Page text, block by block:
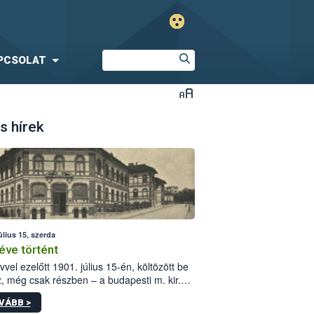
hírek
15, szerda
történt
ezelőtt 1901. július 15-én, költözött be
még csak részben – a budapesti m. kir.
állomás a Kis Rókus utca
alatti, Czigler Győző által tervezett új
>